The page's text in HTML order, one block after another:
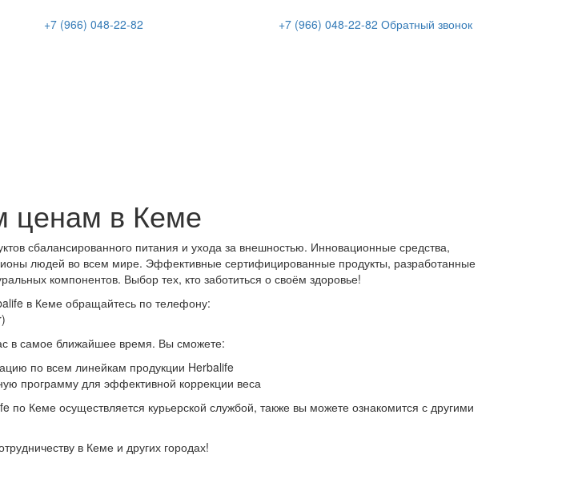
+7 (966) 048-22-82 +7 (966) 048-22-82 Обратный звонок
ценам в Кеме
сбалансированного питания и ухода за внешностью. Инновационные средства,
людей во всем мире. Эффективные сертифицированные продукты, разработанные
компонентов. Выбор тех, кто заботиться о своём здоровье!
в Кеме обращайтесь по телефону:
в самое ближайшее время. Вы сможете:
по всем линейкам продукции Herbalife
программу для эффективной коррекции веса
по Кеме осуществляется курьерской службой, также вы можете ознакомится с другими
в Кеме и других городах!